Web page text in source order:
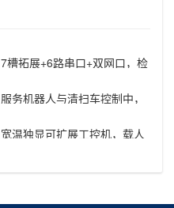
7槽拓展+6路串口+双网口，检
服务机器人与清扫车控制中，
接
宽温独显可扩展工控机，载人